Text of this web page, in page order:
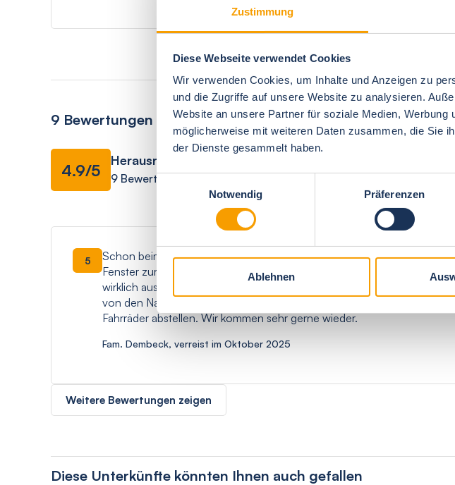
Zustimmung
Diese Webseite verwendet Cookies
Wir verwenden Cookies, um Inhalte und Anzeigen zu
und die Zugriffe auf unsere Website zu analysieren.
Website an unsere Partner für soziale Medien,
möglicherweise mit weiteren Daten zusammen, die Sie
der Dienste gesammelt haben.
Einwilligungsauswahl
Notwendig
Präferenzen
Ablehnen
9 Bewertungen
4.9/5
Herausragend
9 Bewertungen
5
Schon beim Betreten der Finnhütte haben wir uns sehr wohl gefühlt,
Fenster zur Terasse hat uns sehr gut gefallen. Es ist alles vorhanden
wirklich ausreichend Geschirr. Es ist sehr gemütlich und romantisch.
von den Nachbarn nicht einsehbar. Der Garten ist gepflegt und im
Fahrräder abstellen. Wir kommen sehr gerne wieder.
Fam. Dembeck, verreist im Oktober 2025
Weitere Bewertungen zeigen
Diese Unterkünfte könnten Ihnen auch gefallen